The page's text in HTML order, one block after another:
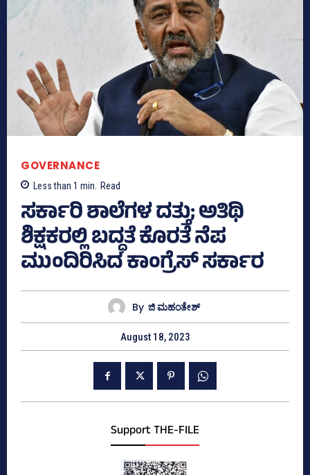
GOVERNANCE
Less than 1 min. Read
ಸರ್ಕಾರಿ ಶಾಲೆಗಳ ದತ್ತು; ಅತಿಥಿ
ಶಿಕ್ಷಕರಲ್ಲಿ ಬದ್ಧತೆ ಕೊರತೆ ನೆಪ
ಮುಂದಿರಿಸಿದ ಕಾಂಗ್ರೆಸ್‌ ಸರ್ಕಾರ
By ಜಿ ಮಹಂತೇಶ್
August 18, 2023
Support THE-FILE